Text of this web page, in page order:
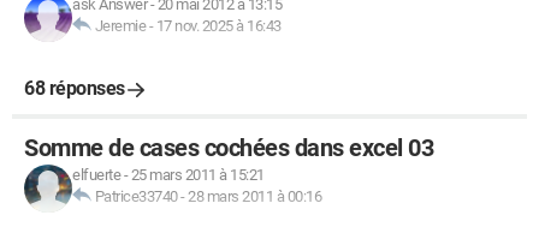
ask Answer-20 mai 2012 à 13:15
Jeremie- 17 nov. 2025 à 16:43
68 réponses
Somme de cases cochées dans excel 03
elfuerte-25 mars 2011 à 15:21
Patrice33740-28 mars 2011 à 00:16